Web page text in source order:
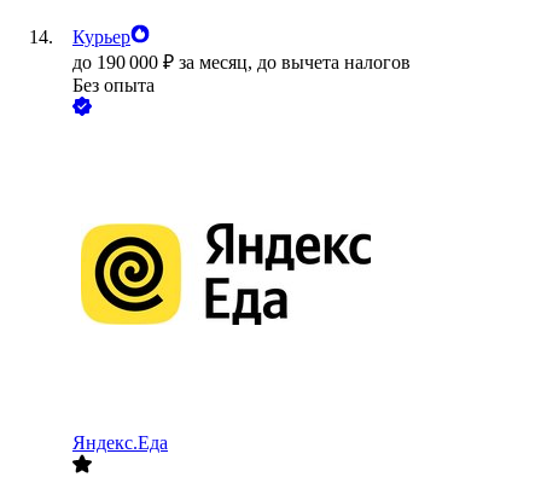
Курьер
до 190 000 ₽ за месяц, до вычета налогов
Без опыта
Яндекс.Еда